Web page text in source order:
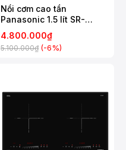
Nồi cơm cao tần
Panasonic 1.5 lít SR-
HNS151WRA
4.800.000₫
5.100.000₫ (-6%)